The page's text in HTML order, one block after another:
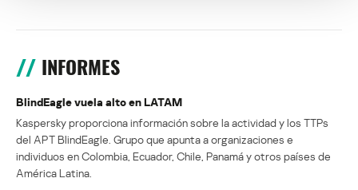
INFORMES
BlindEagle vuela alto en LATAM
Kaspersky proporciona información sobre la actividad y los TTPs
del APT BlindEagle. Grupo que apunta a organizaciones e
individuos en Colombia, Ecuador, Chile, Panamá y otros países de
América Latina.